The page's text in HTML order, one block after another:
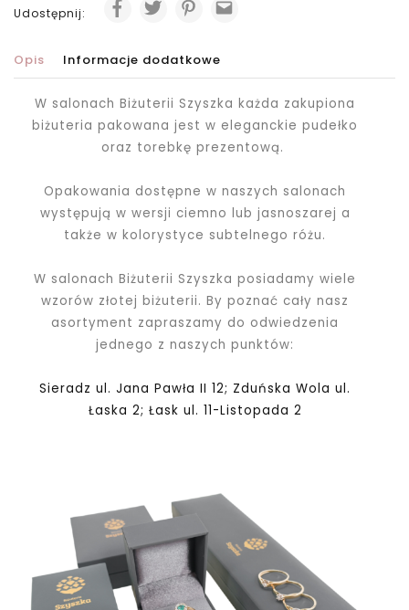
Udostępnij:
Opis Informacje dodatkowe
W salonach Biżuterii Szyszka każda zakupiona
biżuteria pakowana jestw eleganckie pudełko
oraz torebkę prezentową.
Opakowania dostępne w naszych salonach
występują w wersji ciemno lub jasnoszarej a
także w kolorystyce subtelnego różu.
W salonach Biżuterii Szyszka posiadamy wiele
wzorów złotej biżuterii. By poznać cały nasz
asortyment zapraszamy do odwiedzenia
jednego z naszych punktów:
Sieradz ul. Jana Pawła II 12; Zduńska Wola ul.
Łaska 2; Łask ul. 11-Listopada 2